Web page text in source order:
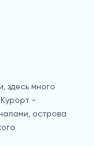
здесь много
Курорт -
острова